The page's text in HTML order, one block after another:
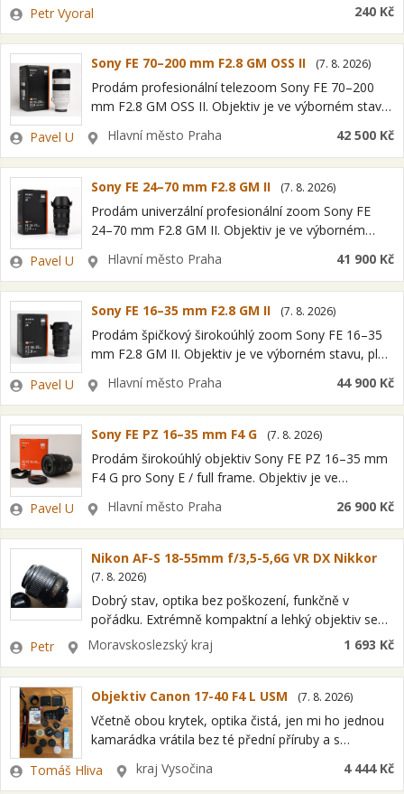
NEX NEX-3 | NEX-C3 | NEX-F3 | NEX-3N | NEX-5 |
NEX-5N |…
Zadavatel
Petr Vyoral 240 Kč
Sony FE 70–200 mm F2.8 GM OSS II (7. 8. 2026)
Prodám profesionální telezoom Sony FE 70–200
mm F2.8 GM OSS II. Objektiv je ve výborném stavu,
včetně krabice, pouzdra, sluneční clony…
Zadavatel
Pavel U LokalitaHlavní město Praha 42 500 Kč
Sony FE 24–70 mm F2.8 GM II (7. 8. 2026)
Prodám univerzální profesionální zoom Sony FE
24–70 mm F2.8 GM II. Objektiv je ve výborném
Kompletní originální balení včetně krabice, pouzdra,
…
Zadavatel
Pavel U LokalitaHlavní město Praha 41 900 Kč
Sony FE 16–35 mm F2.8 GM II (7. 8. 2026)
Prodám špičkový širokoúhlý zoom Sony FE 16–35
mm F2.8 GM II. Objektiv je ve výborném stavu, plně
originální balení včetně krabice, pouzdra,…
Zadavatel
Pavel U LokalitaHlavní město Praha 44 900 Kč
Sony FE PZ 16–35 mm F4 G (7. 8. 2026)
Prodám širokoúhlý objektiv Sony FE PZ 16–35 mm
F4 G pro Sony E / full frame. Objektiv je ve
funkční, optika čistá.…
Zadavatel
Pavel U LokalitaHlavní město Praha 26 900 Kč
Nikon AF-S 18-55mm f/3,5-5,6G VR DX Nikkor
(7. 8. 2026)
Dobrý stav, optika bez poškození, funkčně v
pořádku. Extrémně kompaktní a lehký objektiv se
zoomem, vybavený vysoce kvalitní optikou.
Exkluzivní ultrazvukový zaostřovací motor Nikon
(SWM) pro rychlé, přesné…
Zadavatel
Petr LokalitaMoravskoslezský kraj 1 693 Kč
Objektiv Canon 17-40 F4 L USM (7. 8. 2026)
Včetně obou krytek, optika čistá, jen mi ho jednou
kamarádka vrátila bez té přední příruby a s
pořád má, ale už mi…
Zadavatel
Tomáš Hliva Lokalitakraj Vysočina 4 444 Kč